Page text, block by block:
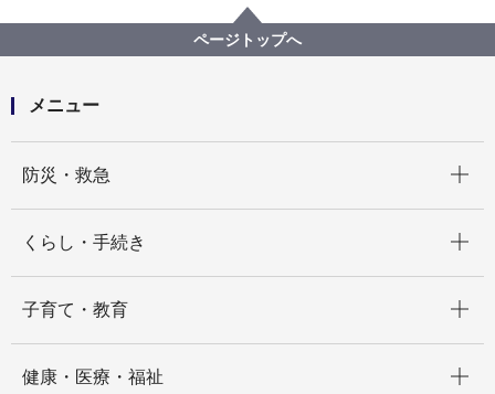
統計データをさがす（分野から）
２－23 他の市区町村へ（から）の転出（入）の数
ページトップへ
メニュー
防災・救急
くらし・手続き
子育て・教育
健康・医療・福祉